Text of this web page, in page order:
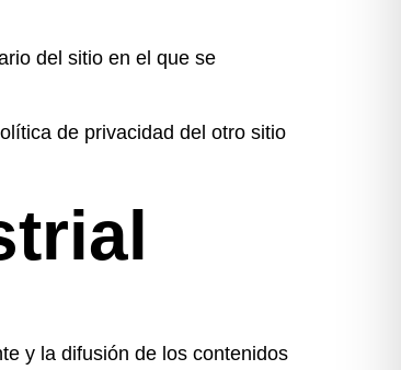
del sitio en el que se
de privacidad del otro sitio
y la difusión de los contenidos